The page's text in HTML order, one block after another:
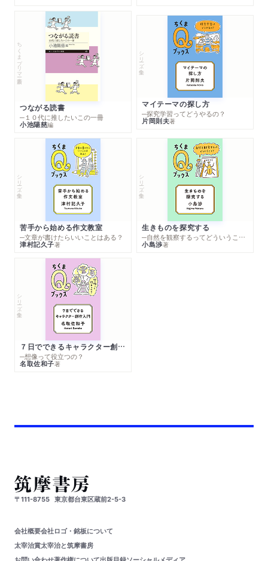
ちくまプリマー新書
つながる読書
─１０代に推したいこの一冊
小池陽慈編
シリーズ・全集
マイテーマの探し方
─探究学習ってどうやるの？
片岡則夫著
シリーズ・全集
苦手から始める作文教室
─文章が書けたらいいことはある？
津村記久子著
シリーズ・全集
生きものを探究する
─自然を観察するってどういうこと？
小島渉著
シリーズ・全集
７日でできるキャラクター創作入門
─想像って役立つの？
名取佐和子著
〒111-8755 東京都台東区蔵前2-5-3
会社概要会社ロゴ・銘板について
太宰治賞太宰治と筑摩書房